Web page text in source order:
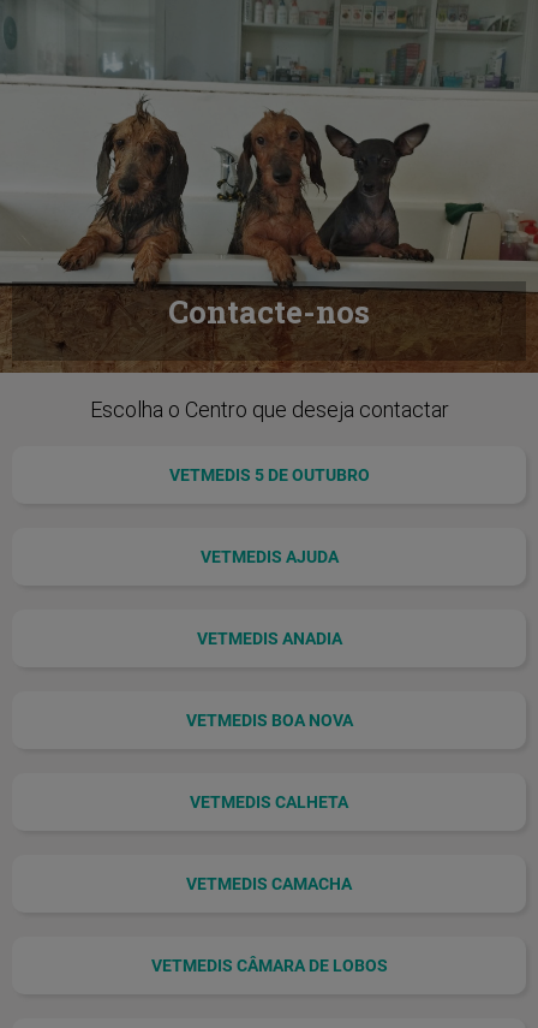
Contacte-nos
Escolha o Centro que deseja contactar
VETMEDIS 5 DE OUTUBRO
VETMEDIS AJUDA
VETMEDIS ANADIA
VETMEDIS BOA NOVA
VETMEDIS CALHETA
VETMEDIS CAMACHA
VETMEDIS CÂMARA DE LOBOS